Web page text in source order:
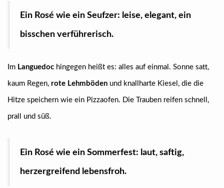
Ein Rosé wie ein Seufzer: leise, elegant, ein
bisschen verführerisch.
Im Languedoc hingegen heißt es: alles auf einmal. Sonne satt,
kaum Regen, rote Lehmböden und knallharte Kiesel, die die
Hitze speichern wie ein Pizzaofen. Die Trauben reifen schnell,
prall und süß.
Ein Rosé wie ein Sommerfest: laut, saftig,
herzergreifend lebensfroh.